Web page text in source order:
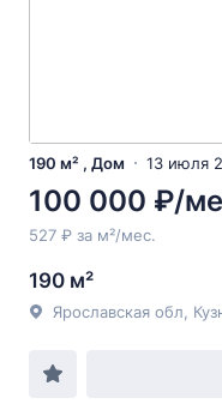
190 м² , Дом 13 июля
100 000 ₽/
527 ₽ за м²/мес.
190 м²
Ярославская обл,